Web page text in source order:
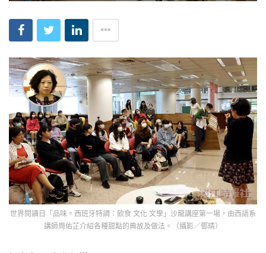
世界閱讀日「品味。西班牙特調：飲食 文化 文學」沙龍講座第一場，由西語系
講師周佑芷介紹各種甜點的典故及做法。（攝影／鄧晴）